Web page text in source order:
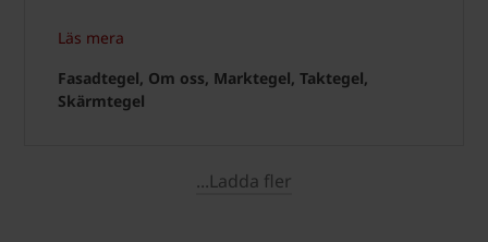
Läs mera
Fasadtegel, Om oss, Marktegel, Taktegel,
Skärmtegel
...Ladda fler